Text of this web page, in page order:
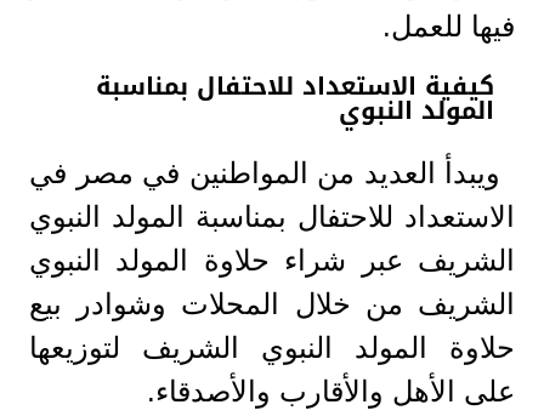
فيها للعمل.
كيفية الاستعداد للاحتفال بمناسبة
المولد النبوي
ويبدأ العديد من المواطنين في مصر في
الاستعداد للاحتفال بمناسبة المولد النبوي
الشريف عبر شراء حلاوة المولد النبوي
الشريف من خلال المحلات وشوادر بيع
حلاوة المولد النبوي الشريف لتوزيعها
على الأهل والأقارب والأصدقاء.